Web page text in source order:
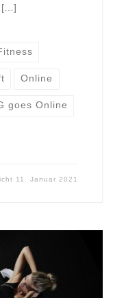
[…]
Online
goes Online
11. Januar 2021